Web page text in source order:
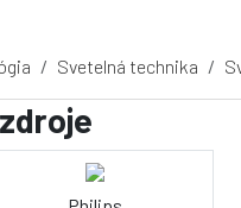
Svetelná technika